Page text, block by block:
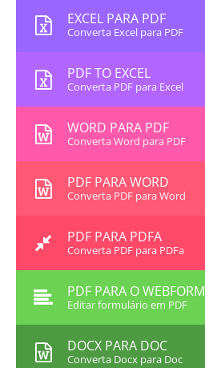
EXCEL PARA PDF
Converta Excel para PDF
PDF TO EXCEL
Converta PDF para Excel
WORD PARA PDF
Converta Word para PDF
PDF PARA WORD
Converta PDF para Word
PDF PARA PDFA
Converta PDF para PDFa
PDF PARA O WEBFORM
Editar formulário em PDF
DOCX PARA DOC
Converta Docx para Doc